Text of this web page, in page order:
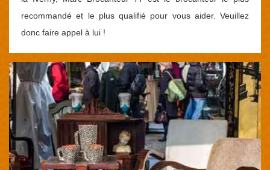
recommandé et le plus qualifié pour vous aider. Veuillez
donc faire appel à lui !